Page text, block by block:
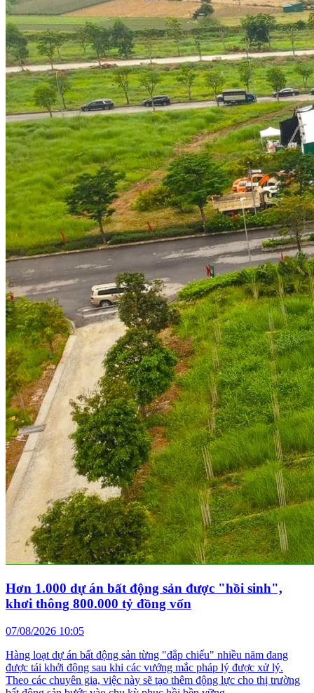
Hơn 1.000 dự án bất động sản được "hồi sinh",
khơi thông 800.000 tỷ đồng vốn
07/08/2026 10:05
Hàng loạt dự án bất động sản từng "đắp chiếu" nhiều năm đang
được tái khởi động sau khi các vướng mắc pháp lý được xử lý.
Theo các chuyên gia, việc này sẽ tạo thêm động lực cho thị trường